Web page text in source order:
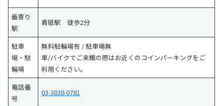
最寄り
駅
青砥駅 徒歩2分
駐車
場・駐
輪場
無料駐輪場有 / 駐車場無
車/バイクでご来館の際はお近くのコインパーキングをご
利用ください。
電話番
号
03-3838-0781